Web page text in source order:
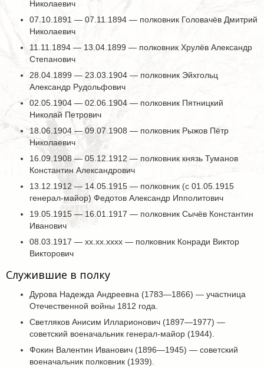
Николаевич
07.10.1891 — 07.11.1894 — полковник Головачёв Дмитрий
Николаевич
11.11.1894 — 13.04.1899 — полковник Хрулёв Александр
Степанович
28.04.1899 — 23.03.1904 — полковник Эйхгольц
Александр Рудольфович
02.05.1904 — 02.06.1904 — полковник Пятницкий
Николай Петрович
18.06.1904 — 09.07.1908 — полковник Рыжов Пётр
Николаевич
16.09.1908 — 05.12.1912 — полковник князь Туманов
Константин Александрович
13.12.1912 — 14.05.1915 — полковник (с 01.05.1915
генерал-майор) Федотов Александр Ипполитович
19.05.1915 — 16.01.1917 — полковник Сычёв Константин
Иванович
08.03.1917 — хх.хх.хххх — полковник Конради Виктор
Викторович
Служившие в полку
Дурова Надежда Андреевна (1783—1866) — участница
Отечественной войны 1812 года.
Светляков Анисим Илларионович (1897—1977) —
советский военачальник генерал-майор (1944).
Фокин Валентин Иванович (1896—1945) — советский
военачальник полковник (1939).